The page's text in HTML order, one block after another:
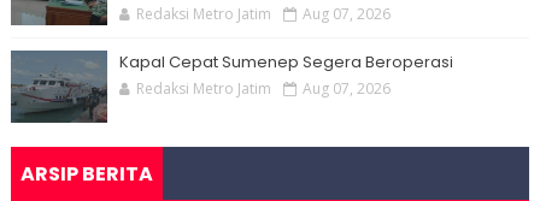
Redaksi Metro Jatim Aug 07, 2026
Kapal Cepat Sumenep Segera Beroperasi
Redaksi Metro Jatim Aug 07, 2026
ARSIP BERITA